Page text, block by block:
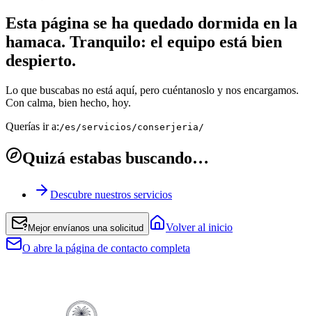
Esta página se ha quedado dormida en la
hamaca. Tranquilo: el equipo está bien
despierto.
Lo que buscabas no está aquí, pero cuéntanoslo y nos encargamos.
Con calma, bien hecho, hoy.
Querías ir a: /es/servicios/conserjeria/
Quizá estabas buscando…
Descubre nuestros servicios
Mejor envíanos una solicitud
Volver al inicio
O abre la página de contacto completa